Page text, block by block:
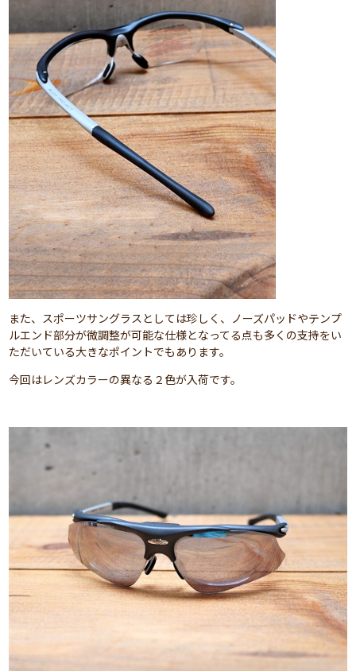
また、スポーツサングラスとしては珍しく、ノーズパッドやテンプ
ルエンド部分が微調整が可能な仕様となってる点も多くの支持をい
ただいている大きなポイントでもあります。
今回はレンズカラーの異なる２色が入荷です。